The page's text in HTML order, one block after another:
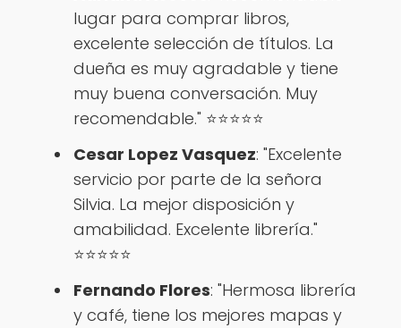
lugar para comprar libros,
excelente selección de títulos. La
dueña es muy agradable y tiene
muy buena conversación. Muy
recomendable." ⭐️⭐️⭐️⭐️⭐️
Cesar Lopez Vasquez: "Excelente
servicio por parte de la señora
Silvia. La mejor disposición y
amabilidad. Excelente librería."
⭐️⭐️⭐️⭐️⭐️
Fernando Flores: "Hermosa librería
y café, tiene los mejores mapas y